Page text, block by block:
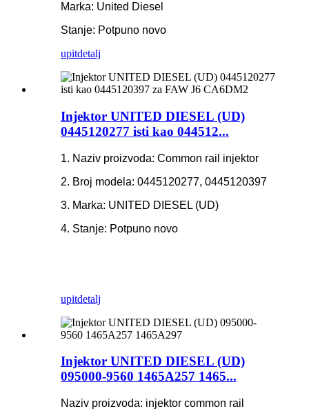
Marka: United Diesel
Stanje: Potpuno novo
upitdetalj
Injektor UNITED DIESEL (UD)
0445120277 isti kao 044512...
1. Naziv proizvoda: Common rail injektor
2. Broj modela: 0445120277, 0445120397
3. Marka: UNITED DIESEL (UD)
4. Stanje: Potpuno novo
upitdetalj
Injektor UNITED DIESEL (UD)
095000-9560 1465A257 1465...
Naziv proizvoda: injektor common rail